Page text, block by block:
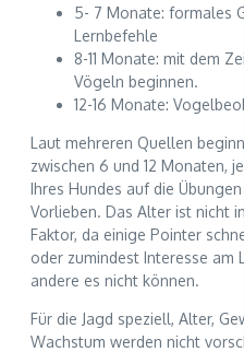
5- 7 Monate: formales
Lernbefehle
8-11 Monate: mit dem
Vögeln beginnen.
12-16 Monate:
Laut mehreren Quellen
zwischen 6 und 12 Monaten,
Ihres Hundes auf die
Vorlieben. Das Alter ist nicht
Faktor, da einige Pointer
oder zumindest Interesse am
andere es nicht können.
Für die Jagd speziell, Alter,
Wachstum werden nicht